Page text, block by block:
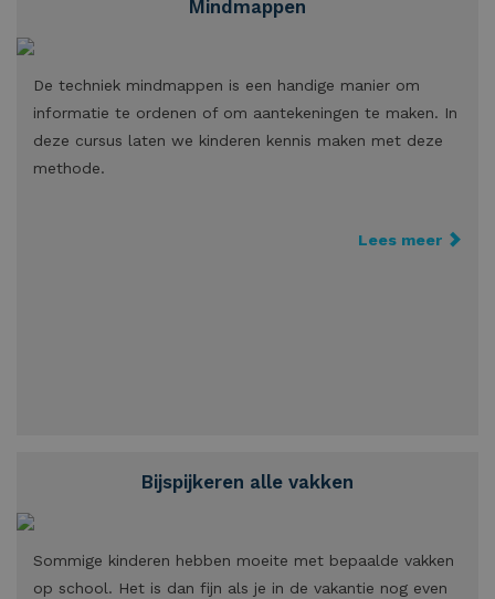
Mindmappen
De techniek mindmappen is een handige manier om
informatie te ordenen of om aantekeningen te maken. In
deze cursus laten we kinderen kennis maken met deze
methode.
Lees meer
Bijspijkeren alle vakken
Sommige kinderen hebben moeite met bepaalde vakken
op school. Het is dan fijn als je in de vakantie nog even